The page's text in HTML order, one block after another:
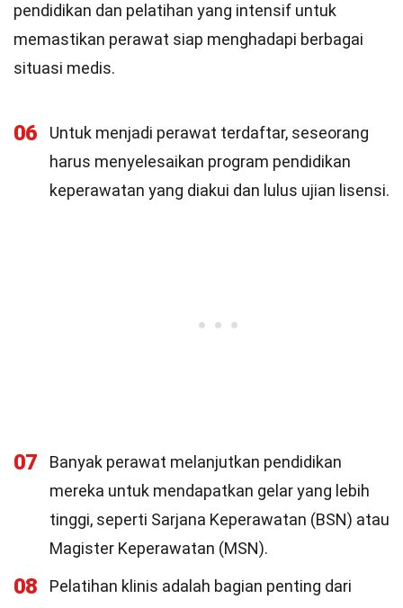
pendidikan dan pelatihan yang intensif untuk
memastikan perawat siap menghadapi berbagai
situasi medis.
06
Untuk menjadi perawat terdaftar, seseorang
harus menyelesaikan program pendidikan
keperawatan yang diakui dan lulus ujian lisensi.
07
Banyak perawat melanjutkan pendidikan
mereka untuk mendapatkan gelar yang lebih
tinggi, seperti Sarjana Keperawatan (BSN) atau
Magister Keperawatan (MSN).
08
Pelatihan klinis adalah bagian penting dari